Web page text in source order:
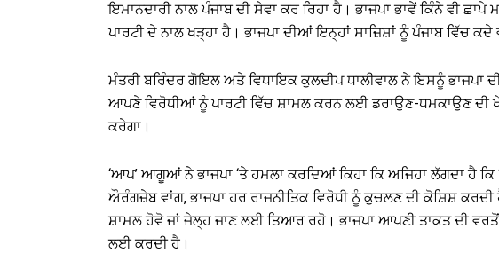
ਇਮਾਨਦਾਰੀ ਨਾਲ ਪੰਜਾਬ ਦੀ ਸੇਵਾ ਕਰ ਰਿਹਾ ਹੈ। ਭਾਜਪਾ ਭਾਵੇਂ ਕਿੰਨੇ ਵੀ
ਪਾਰਟੀ ਦੇ ਨਾਲ ਖੜ੍ਹਾ ਹੈ। ਭਾਜਪਾ ਦੀਆਂ ਇਨ੍ਹਾਂ ਸਾਜ਼ਿਸ਼ਾਂ ਨੂੰ ਪੰਜਾਬ ਵਿੱਚ ਕਦੇ
ਮੰਤਰੀ ਬਰਿੰਦਰ ਗੋਇਲ ਅਤੇ ਵਿਧਾਇਕ ਕੁਲਦੀਪ ਧਾਲੀਵਾਲ ਨੇ ਇਸਨੂੰ ਭਾਜਪਾ ਦੀ
ਆਪਣੇ ਵਿਰੋਧੀਆਂ ਨੂੰ ਪਾਰਟੀ ਵਿੱਚ ਸ਼ਾਮਲ ਕਰਨ ਲਈ ਡਰਾਉਣ-ਧਮਕਾਉਣ ਦੀ
ਕਰੇਗਾ।
‘ਆਪ’ ਆਗੂਆਂ ਨੇ ਭਾਜਪਾ ‘ਤੇ ਹਮਲਾ ਕਰਦਿਆਂ ਕਿਹਾ ਕਿ ਅਜਿਹਾ ਲੱਗਦਾ ਹੈ
ਔਰੰਗਜ਼ੇਬ ਵਾਂਗ, ਭਾਜਪਾ ਹਰ ਰਾਜਨੀਤਿਕ ਵਿਰੋਧੀ ਨੂੰ ਕੁਚਲਣ ਦੀ ਕੋਸ਼ਿਸ਼
ਸ਼ਾਮਲ ਹੋਵੋ ਜਾਂ ਜੇਲ੍ਹ ਜਾਣ ਲਈ ਤਿਆਰ ਰਹੋ। ਭਾਜਪਾ ਆਪਣੀ ਤਾਕਤ ਦੀ
ਲਈ ਕਰਦੀ ਹੈ।